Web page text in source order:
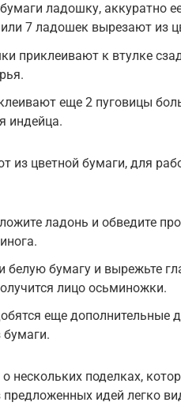
ладошку, аккуратно
7 ладошек вырезают из
приклеивают к втулке
еще 2 пуговицы
индейца.
из цветной бумаги, для
ладонь и обведите
белую бумагу и вырежьте
лицо осьминожки.
еще дополнительные
нескольких поделках,
идей легко